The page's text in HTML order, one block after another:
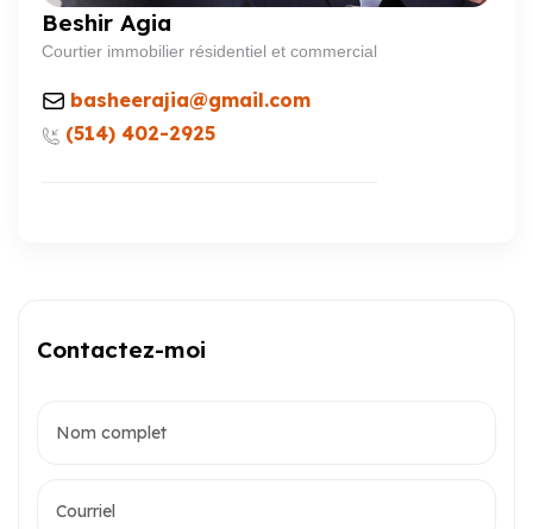
Beshir Agia
Courtier immobilier résidentiel et commercial
basheerajia@gmail.com
(514) 402-2925
Contactez-moi